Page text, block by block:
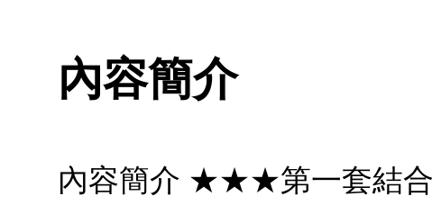
內容簡介
內容簡介 ★★★第一套結